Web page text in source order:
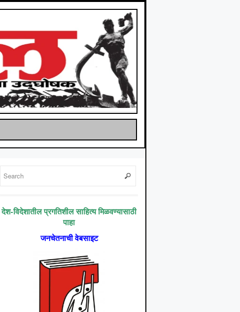
देश-विदेशातील प्रगतिशील साहित्य मिळवण्यासाठी
पाहा
जनचेतनाची वेबसाइट